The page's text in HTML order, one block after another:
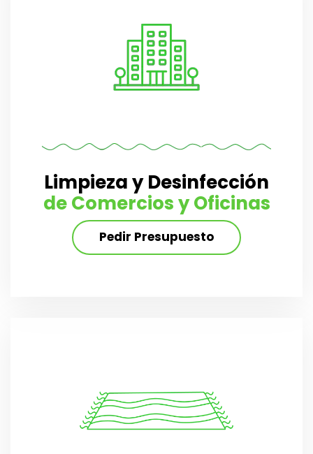
Limpieza y Desinfección
de Comercios y Oficinas
Pedir Presupuesto